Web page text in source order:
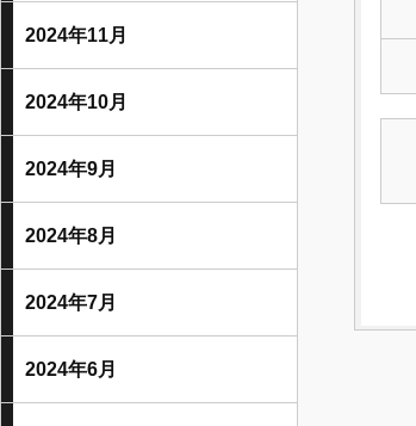
2024年11月
2024年10月
2024年9月
2024年8月
2024年7月
2024年6月